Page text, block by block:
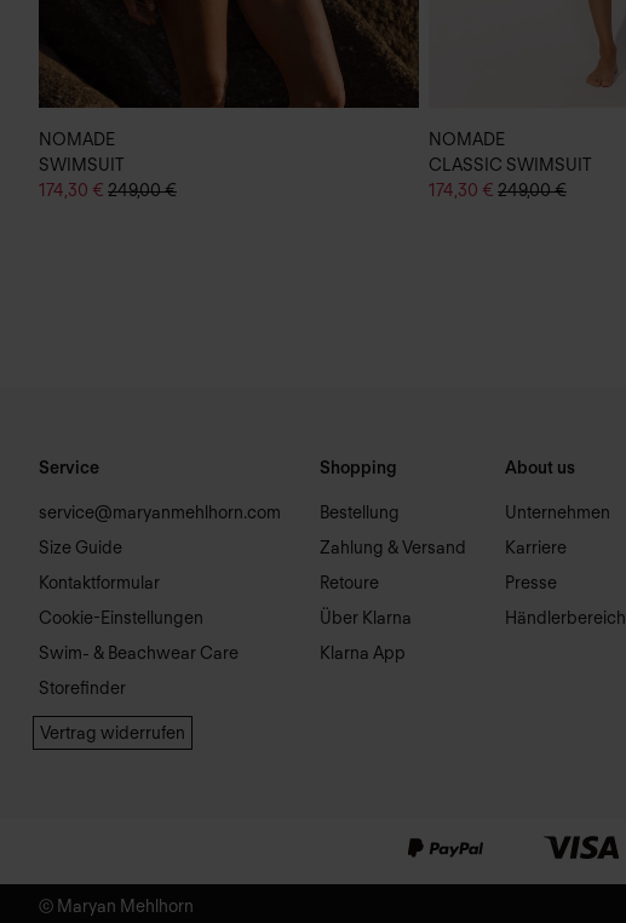
NOMADE
SWIMSUIT
174,30 € 249,00 €
NOMADE
CLASSIC SWIMSUIT
174,30 € 249,00 €
Service
service@maryanmehlhorn.com
Size Guide
Kontaktformular
Cookie-Einstellungen
Swim- & Beachwear Care
Storefinder
Vertrag widerrufen
Shopping
Bestellung
Zahlung & Versand
Retoure
Über Klarna
Klarna App
About us
Unternehmen
Karriere
Presse
Händlerbereich
© Maryan Mehlhorn